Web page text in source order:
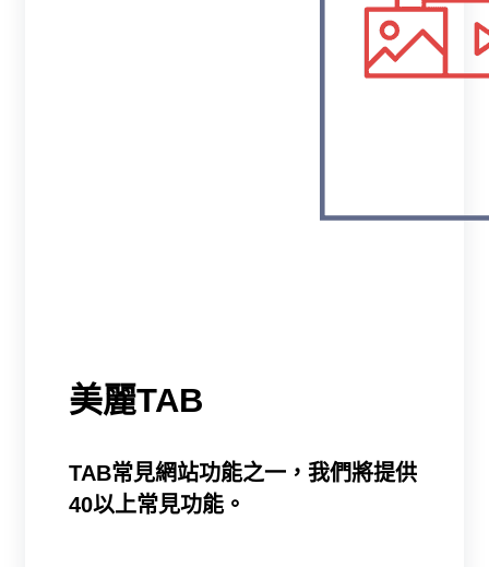
美麗TAB
TAB常見網站功能之一，我們將提供
40以上常見功能。